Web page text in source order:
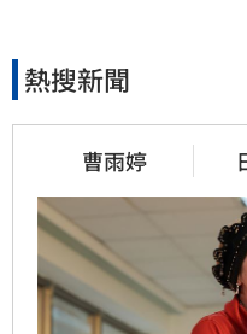
熱搜新聞
曹雨婷